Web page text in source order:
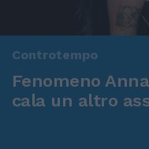
Controtempo
Fenomeno
cala un altro